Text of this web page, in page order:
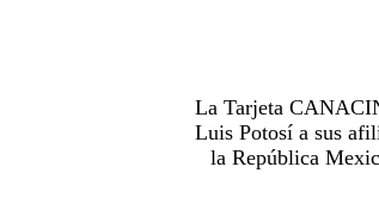
La Tarjeta
Luis Potosí a sus
la República